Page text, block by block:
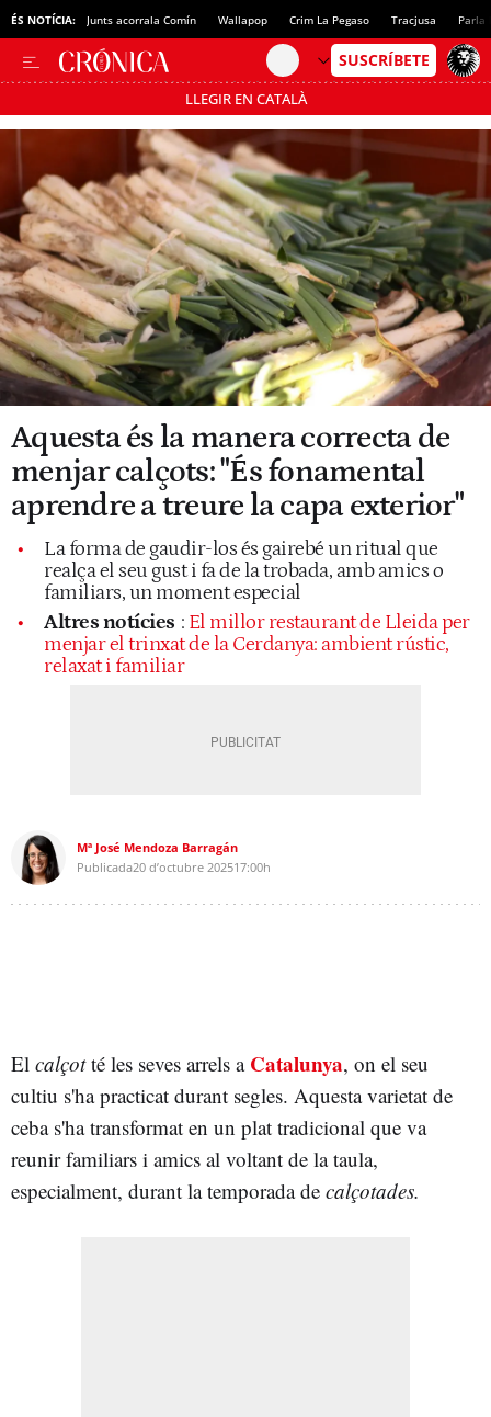
ÉS NOTÍCIA: Junts acorrala Comín Wallapop Crim La Pegaso Tracjusa Parla
LLEGIR EN CATALÀ
Passa’t al mode estalvi
Aquesta és la manera correcta de
menjar calçots: "És fonamental
aprendre a treure la capa exterior"
La forma de gaudir-los és gairebé un ritual que
realça el seu gust i fa de la trobada, amb amics o
familiars, un moment especial
Altres notícies : El millor restaurant de Lleida per
menjar el trinxat de la Cerdanya: ambient rústic,
relaxat i familiar
Mª José Mendoza Barragán
Publicada20 d’octubre 202517:00h
El calçotté les seves arrels a Catalunya, on el seu
cultiu s'ha practicat durant segles. Aquesta varietat de
ceba s'ha transformat en un plat tradicional que va
reunir familiars i amics al voltant de la taula,
especialment, durant la temporada de calçotades.